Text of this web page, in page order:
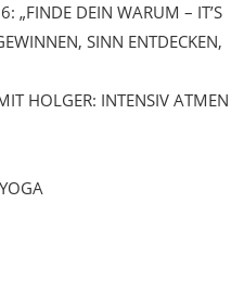
„FINDE DEIN WARUM – IT’S
SINN ENTDECKEN,
HOLGER: INTENSIV ATMEN